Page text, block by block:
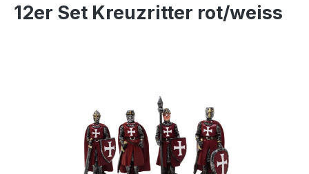
12er Set Kreuzritter rot/weiss